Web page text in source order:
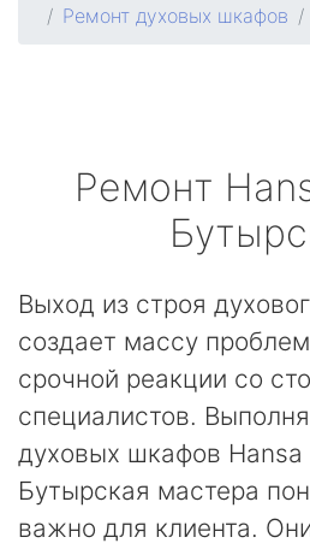
Ремонт духовых шкафов
Ремонт
Выход из строя
создает массу
срочной реакции со
специалистов.
духовых шкафов Hansa
Бутырская мастера
важно для клиента.